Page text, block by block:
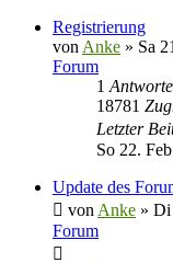
Registrierung
von Anke » Sa
Forum
1
18781
Letzter
So 22.
Update des
von Anke » Di
Forum